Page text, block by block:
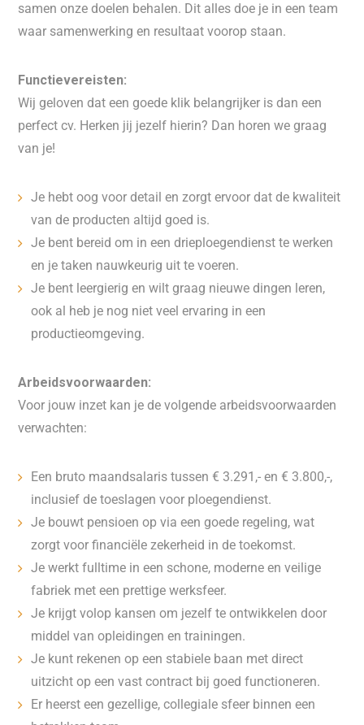
samen onze doelen behalen. Dit alles doe je in een team
waar samenwerking en resultaat voorop staan.
Functievereisten:
Wij geloven dat een goede klik belangrijker is dan een
perfect cv. Herken jij jezelf hierin? Dan horen we graag
van je!
Je hebt oog voor detail en zorgt ervoor dat de kwaliteit
van de producten altijd goed is.
Je bent bereid om in een drieploegendienst te werken
en je taken nauwkeurig uit te voeren.
Je bent leergierig en wilt graag nieuwe dingen leren,
ook al heb je nog niet veel ervaring in een
productieomgeving.
Arbeidsvoorwaarden:
Voor jouw inzet kan je de volgende arbeidsvoorwaarden
verwachten:
Een bruto maandsalaris tussen € 3.291,- en € 3.800,-,
inclusief de toeslagen voor ploegendienst.
Je bouwt pensioen op via een goede regeling, wat
zorgt voor financiële zekerheid in de toekomst.
Je werkt fulltime in een schone, moderne en veilige
fabriek met een prettige werksfeer.
Je krijgt volop kansen om jezelf te ontwikkelen door
middel van opleidingen en trainingen.
Je kunt rekenen op een stabiele baan met direct
uitzicht op een vast contract bij goed functioneren.
Er heerst een gezellige, collegiale sfeer binnen een